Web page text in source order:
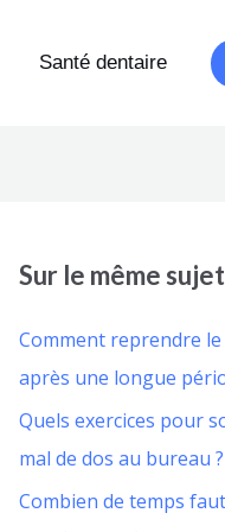
Santé dentaire
Sur le même sujet
Comment reprendre
après une longue
Quels exercices pour
mal de dos au bureau ?
Combien de temps